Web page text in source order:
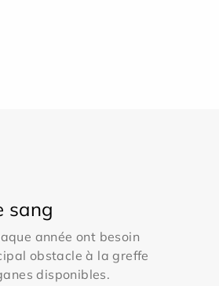
sang
année ont besoin
obstacle à la greffe
disponibles.